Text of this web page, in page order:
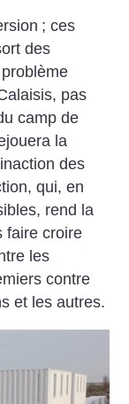
; ces
des
pas
camp de
la
des
qui, en
rend la
faire croire
les
contre
et les autres.